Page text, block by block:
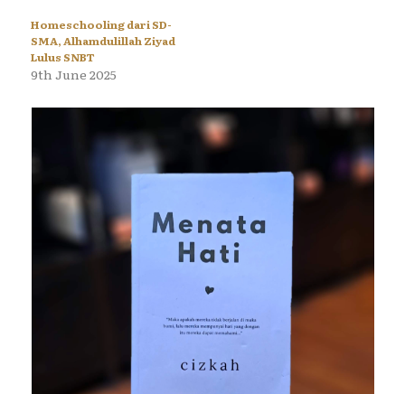
Homeschooling dari SD-
SMA, Alhamdulillah Ziyad
Lulus SNBT
9th June 2025